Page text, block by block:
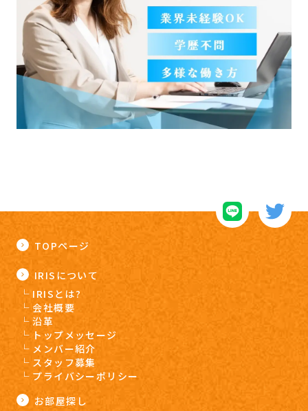
TOPページ
IRISについて
IRISとは?
会社概要
沿革
トップメッセージ
メンバー紹介
スタッフ募集
プライバシーポリシー
お部屋探し